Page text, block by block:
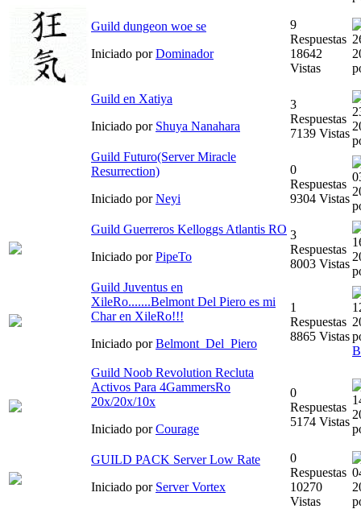
Guild dungeon woe se
Iniciado porDominador
9
Respuestas
18642
Vistas
Guild en Xatiya
Iniciado por Shuya Nanahara
3
Respuestas
7139 Vistas
Guild Futuro(Server Miracle
Resurrection)
Iniciado porNeyi
0
Respuestas
9304 Vistas
Guild Guerreros Kelloggs Atlantis RO
Iniciado porPipeTo
3
Respuestas
8003 Vistas
Guild Juventus en
XileRo.......Belmont Del Piero es mi
Char en XileRo!!!
Iniciado porBelmont_Del_Piero
1
Respuestas
8865 Vistas
Guild Noob Revolution Recluta
Activos Para 4GammersRo
20x/20x/10x
Iniciado porCourage
0
Respuestas
5174 Vistas
GUILD PACK Server Low Rate
Iniciado por Server Vortex
0
Respuestas
10270
Vistas